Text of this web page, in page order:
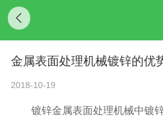
金属表面处理机械镀锌的优
2018-10-19
镀锌金属表面处理机械中镀锌